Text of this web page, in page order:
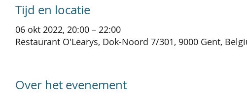
Tijd en locatie
06 okt 2022, 20:00 – 22:00
Restaurant O'Learys, Dok-Noord 7/301, 9000 Gent,
Over het evenement